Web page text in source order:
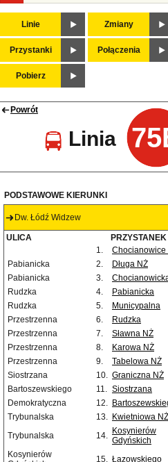
Linie Zmiany
Przystanki Połączenia
Pobierz
Powrót
Linia
PODSTAWOWE KIERUNKI
Dw. Łódź Widzew
ULICA PRZYSTANEK
1.
Chocianowice
Pabianicka
2. Długa NŻ
Pabianicka
3.
Rudzka
4. Pabianicka
Rudzka
5. Municypalna
Przestrzenna
6. Rudzka
Przestrzenna
7.
Sławna NŻ
Przestrzenna
8.
Karowa NŻ
Przestrzenna
9.
Tabelowa NŻ
Siostrzana
10. Graniczna NŻ
Bartoszewskiego
11. Siostrzana
Demokratyczna
12.
Trybunalska
13. Kwietniowa NŻ
Trybunalska
14. Kosynierów
Gdyńskich
Kosynierów
15. Łazowskiego